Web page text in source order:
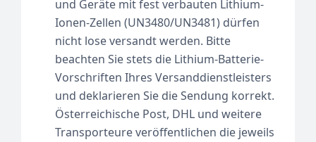
und Geräte mit fest verbauten Lithium-
Ionen-Zellen (UN3480/UN3481) dürfen
nicht lose versandt werden. Bitte
beachten Sie stets die Lithium-Batterie-
Vorschriften Ihres Versanddienstleisters
und deklarieren Sie die Sendung korrekt.
Österreichische Post, DHL und weitere
Transporteure veröffentlichen die jeweils